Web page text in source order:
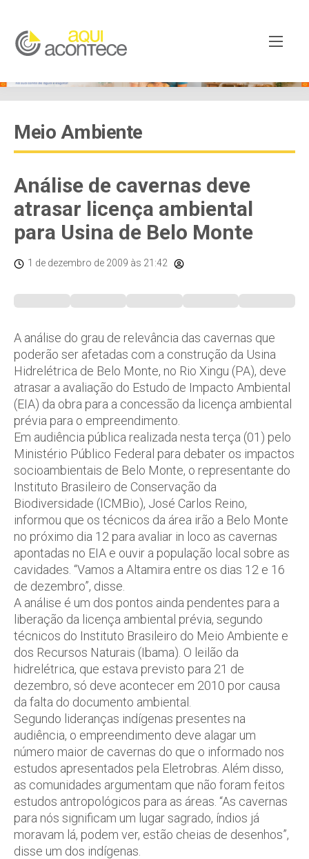
Meio Ambiente
Análise de cavernas deve
atrasar licença ambiental
para Usina de Belo Monte
1 de dezembro de 2009 às 21:42
A análise do grau de relevância das cavernas que
poderão ser afetadas com a construção da Usina
Hidrelétrica de Belo Monte, no Rio Xingu (PA), deve
atrasar a avaliação do Estudo de Impacto Ambiental
(EIA) da obra para a concessão da licença ambiental
prévia para o empreendimento.
Em audiência pública realizada nesta terça (01) pelo
Ministério Público Federal para debater os impactos
socioambientais de Belo Monte, o representante do
Instituto Brasileiro de Conservação da
Biodiversidade (ICMBio), José Carlos Reino,
informou que os técnicos da área irão a Belo Monte
no próximo dia 12 para avaliar in loco as cavernas
apontadas no EIA e ouvir a população local sobre as
cavidades. “Vamos a Altamira entre os dias 12 e 16
de dezembro”, disse.
A análise é um dos pontos ainda pendentes para a
liberação da licença ambiental prévia, segundo
técnicos do Instituto Brasileiro do Meio Ambiente e
dos Recursos Naturais (Ibama). O leilão da
hidrelétrica, que estava previsto para 21 de
dezembro, só deve acontecer em 2010 por causa
da falta do documento ambiental.
Segundo lideranças indígenas presentes na
audiência, o empreendimento deve alagar um
número maior de cavernas do que o informado nos
estudos apresentados pela Eletrobras. Além disso,
as comunidades argumentam que não foram feitos
estudos antropológicos para as áreas. “As cavernas
para nós significam um lugar sagrado, índios já
moravam lá, podem ver, estão cheias de desenhos”,
disse um dos indígenas.